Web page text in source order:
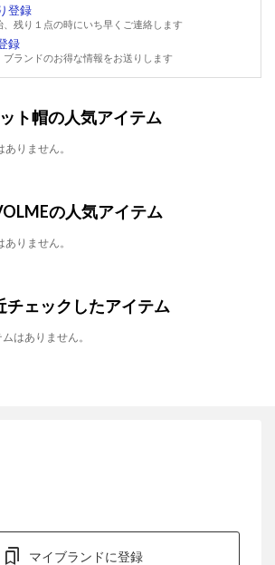
登録
残り１点の時にいち早くご連絡します
録
ブランドのお得な情報をお送りします
ト帽の人気アイテム
りません。
の人気アイテム
りません。
チェックしたアイテム
はありません。
マイブランドに登録